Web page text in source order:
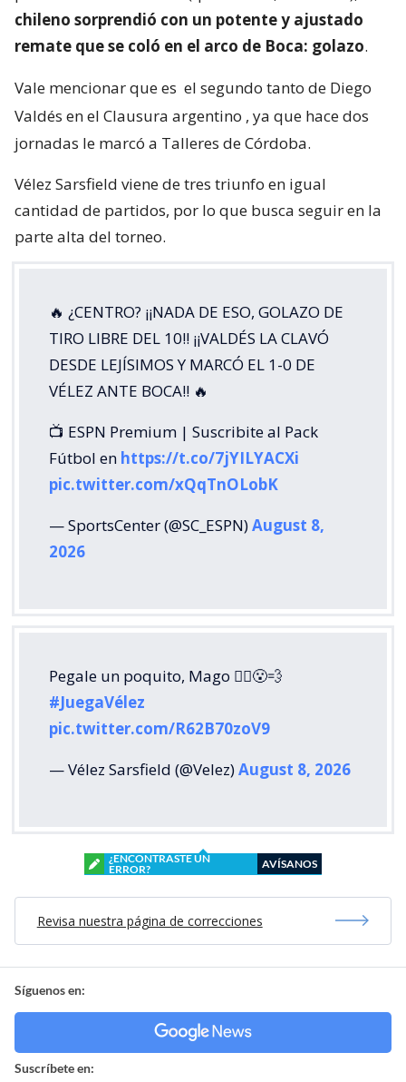
chileno sorprendió con un potente y ajustado
remate que se coló en el arco de Boca: golazo.
Vale mencionar que es el segundo tanto de Diego
Valdés en el Clausura argentino , ya que hace dos
jornadas le marcó a Talleres de Córdoba.
Vélez Sarsfield viene de tres triunfo en igual
cantidad de partidos, por lo que busca seguir en la
parte alta del torneo.
🔥 ¿CENTRO? ¡¡NADA DE ESO, GOLAZO DE
TIRO LIBRE DEL 10!! ¡¡VALDÉS LA CLAVÓ
DESDE LEJÍSIMOS Y MARCÓ EL 1-0 DE
VÉLEZ ANTE BOCA!! 🔥
📺 ESPN Premium | Suscribite al Pack
Fútbol en https://t.co/7jYILYACXi
pic.twitter.com/xQqTnOLobK
— SportsCenter (@SC_ESPN)August 8,
2026
Pegale un poquito, Mago 🧙‍♂️😮‍💨
#JuegaVélez
pic.twitter.com/R62B70zoV9
— Vélez Sarsfield (@Velez)August 8, 2026
¿ENCONTRASTE UN
ERROR?
AVÍSANOS
Revisa nuestra página de correcciones
Síguenos en:
Suscríbete en: